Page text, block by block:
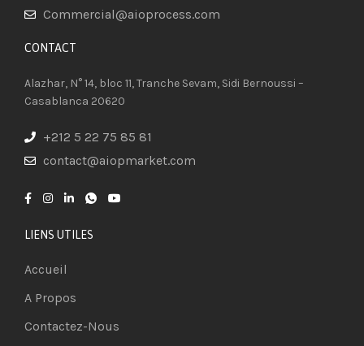
Commercial@aioprocess.com
CONTACT​
Alazhar, N° 14, bloc 11, Tranche Sevam, Sidi Bernoussi –
Casablanca 20620
+212 5 22 75 85 81
contact@aiopmarket.com
LIENS UTILES
Accueil
A Propos
Contactez-Nous